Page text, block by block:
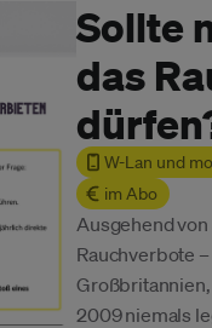
Sollte
das
W-Lan und
im Abo
Ausgehend
Rauchverbote
2009 niemals